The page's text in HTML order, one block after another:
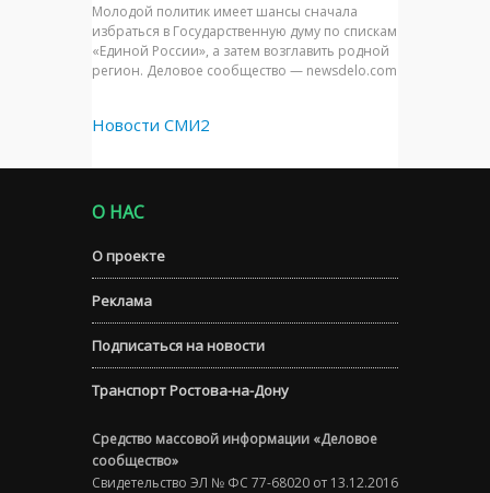
Молодой политик имеет шансы сначала
избраться в Государственную думу по спискам
«Единой России», а затем возглавить родной
регион. Деловое сообщество — newsdelo.com
Новости СМИ2
О НАС
О проекте
Реклама
Подписаться на новости
Транспорт Ростова-на-Дону
Средство массовой информации «Деловое
сообщество»
Свидетельство ЭЛ № ФС 77-68020 от 13.12.2016